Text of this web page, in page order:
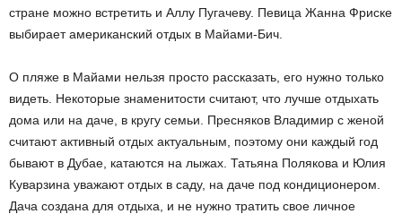
стране можно встретить и Аллу Пугачеву. Певица Жанна Фриске
выбирает американский отдых в Майами-Бич.
О пляже в Майами нельзя просто рассказать, его нужно только
видеть. Некоторые знаменитости считают, что лучше отдыхать
дома или на даче, в кругу семьи. Пресняков Владимир с женой
считают активный отдых актуальным, поэтому они каждый год
бывают в Дубае, катаются на лыжах. Татьяна Полякова и Юлия
Куварзина уважают отдых в саду, на даче под кондиционером.
Дача создана для отдыха, и не нужно тратить свое личное